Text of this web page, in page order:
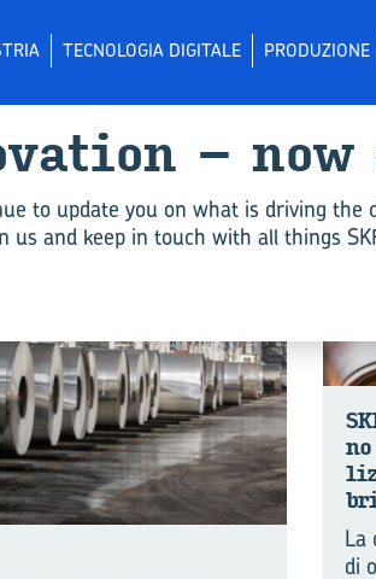
TECNOLOGIA DIGITALE PRODUZIONE
La
di
– now
to update you on what is driving
and keep in touch with all things